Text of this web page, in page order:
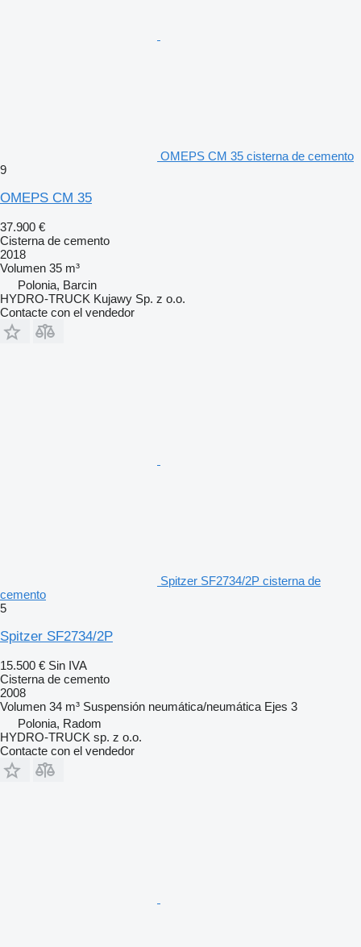
OMEPS CM 35 cisterna de cemento
9
OMEPS CM 35
37.900 €
Cisterna de cemento
2018
Volumen 35 m³
Polonia, Barcin
HYDRO-TRUCK Kujawy Sp. z o.o.
Contacte con el vendedor
Spitzer SF2734/2P cisterna de
cemento
5
Spitzer SF2734/2P
15.500 € Sin IVA
Cisterna de cemento
2008
Volumen 34 m³ Suspensión neumática/neumática Ejes 3
Polonia, Radom
HYDRO-TRUCK sp. z o.o.
Contacte con el vendedor